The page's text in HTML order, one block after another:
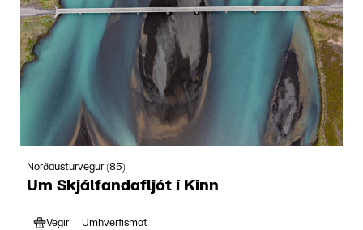
Norðausturvegur (85)
Um Skjálfandafljót í Kinn
Vegir Umhverfismat